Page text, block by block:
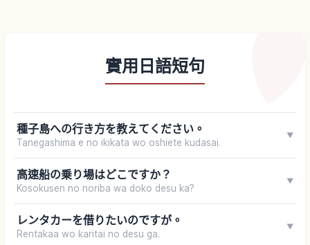
實用日語短句
種子島への行き方を教えてください。
Tanegashima e no ikikata wo oshiete kudasai.
▼
高速船の乗り場はどこですか？
Kosokusen no noriba wa doko desu ka?
▼
レンタカーを借りたいのですが。
Rentakaa wo karitai no desu ga.
▼